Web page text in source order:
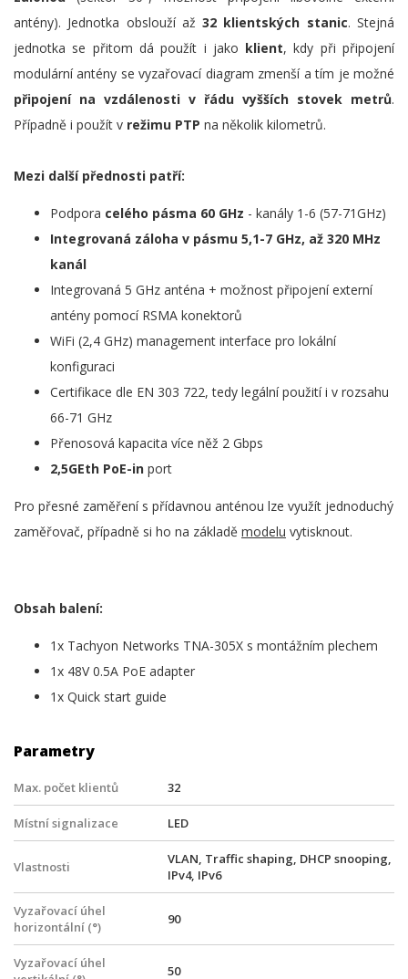
antény). Jednotka obslouží až32 klientských stanic. Stejná
jednotka se přitom dá použít i jako klient, kdy při připojení
modulární antény se vyzařovací diagram zmenší a tím je možné
připojení na vzdálenosti v řádu vyšších stovek metrů.
Případně i použít v režimu PTP na několik kilometrů.
Mezi další přednosti patří:
Podpora celého pásma 60 GHz - kanály 1-6 (57-71GHz)
Integrovaná záloha v pásmu 5,1-7 GHz, až 320 MHz
kanál
Integrovaná 5 GHz anténa + možnost připojení externí
antény pomocí RSMA konektorů
WiFi (2,4 GHz) management interface pro lokální
konfiguraci
Certifikace dle EN 303 722, tedy legální použití i v rozsahu
66-71 GHz
Přenosová kapacita více něž 2 Gbps
2,5GEth PoE-in port
Pro přesné zaměření s přídavnou anténou lze využít jednoduchý
zaměřovač, případně si ho na základě modelu vytisknout.
Obsah balení:
1x Tachyon Networks TNA-305X s montážním plechem
1x 48V 0.5A PoE adapter
1x Quick start guide
Parametry
Max. počet klientů 32
Místní signalizace LED
Vlastnosti
VLAN, Traffic shaping, DHCP snooping,
IPv4, IPv6
Vyzařovací úhel
horizontální (°)
90
Vyzařovací úhel
50